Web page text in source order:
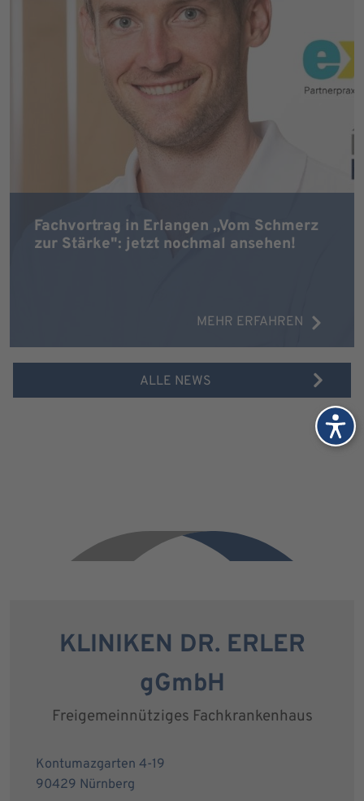
Fachvortrag in Erlangen „Vom Schmerz
zur Stärke": jetzt nochmal ansehen!
MEHR ERFAHREN
ALLE NEWS
KLINIKEN DR. ERLER
gGmbH
Freigemeinnütziges Fachkrankenhaus
Kontumazgarten 4-19
90429 Nürnberg